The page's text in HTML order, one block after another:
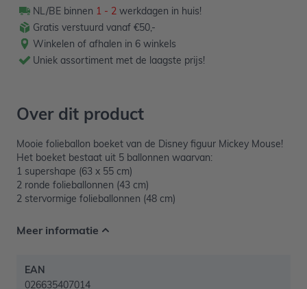
NL/BE binnen 1 - 2 werkdagen in huis!
Gratis verstuurd vanaf €50,-
Winkelen of afhalen in 6 winkels
Uniek assortiment met de laagste prijs!
Over dit product
Mooie folieballon boeket van de Disney figuur Mickey Mouse!
Het boeket bestaat uit 5 ballonnen waarvan:
1 supershape (63 x 55 cm)
2 ronde folieballonnen (43 cm)
2 stervormige folieballonnen (48 cm)
Meer informatie
EAN
026635407014